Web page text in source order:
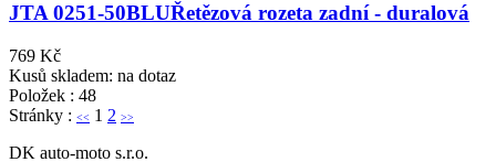
JTA 0251-50BLUŘetězová rozeta zadní - duralová
769 Kč
Kusů skladem: na dotaz
Položek : 48
Stránky : << 1 2 >>
DK auto-moto s.r.o.